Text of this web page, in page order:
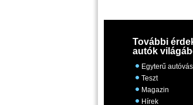
További
autók
Egyterű
Teszt
Magazin
Hírek